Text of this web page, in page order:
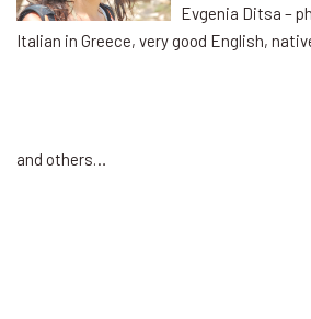
Evgenia Ditsa –
Italian in Greece, very good English,
and others…